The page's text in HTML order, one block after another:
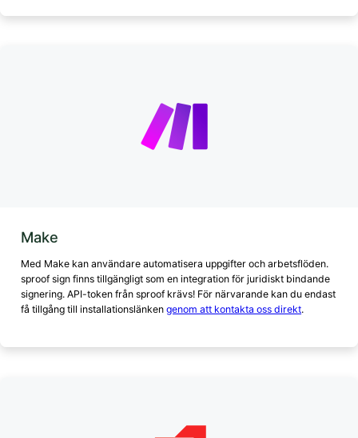
Make
Med Make kan användare automatisera uppgifter och arbetsflöden.
sproof sign finns tillgängligt som en integration för juridiskt bindande
signering. API-token från sproof krävs! För närvarande kan du endast
få tillgång till installationslänkengenom att kontakta oss direkt.